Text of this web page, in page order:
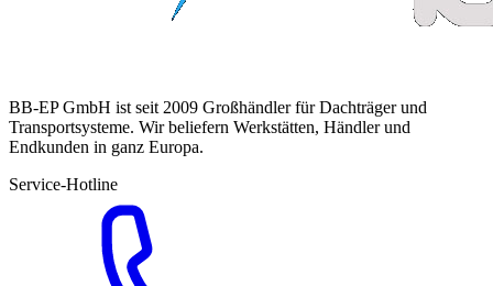
BB-EP GmbH ist seit 2009 Großhändler für Dachträger und
Transportsysteme. Wir beliefern Werkstätten, Händler und
Endkunden in ganz Europa.
Service-Hotline